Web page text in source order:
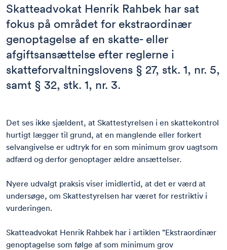
Skatteadvokat Henrik Rahbek har sat
fokus på området for ekstraordinær
genoptagelse af en skatte- eller
afgiftsansættelse efter reglerne i
skatteforvaltningslovens § 27, stk. 1, nr. 5,
samt § 32, stk. 1, nr. 3.
Det ses ikke sjældent, at Skattestyrelsen i en skattekontrol
hurtigt lægger til grund, at en manglende eller forkert
selvangivelse er udtryk for en som minimum grov uagtsom
adfærd og derfor genoptager ældre ansættelser.
Nyere udvalgt praksis viser imidlertid, at det er værd at
undersøge, om Skattestyrelsen har været for restriktiv i
vurderingen.
Skatteadvokat Henrik Rahbek har i artiklen ”Ekstraordinær
genoptagelse som følge af som minimum grov